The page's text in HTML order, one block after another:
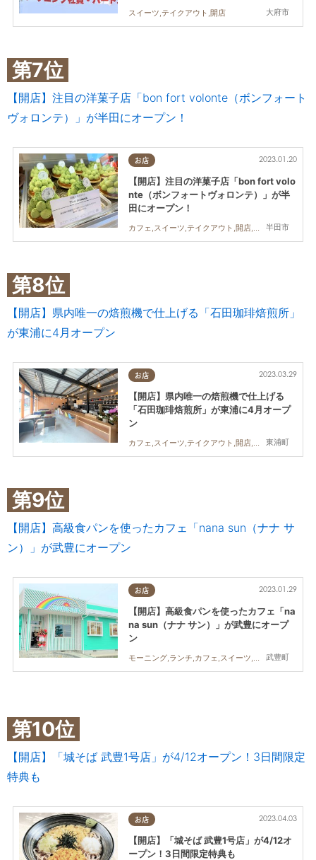
大府市
スイーツ,テイクアウト,開店
第7位
【開店】注目の洋菓子店「bon fort volonte（ボンフォート
ヴォロンテ）」が半田にオープン！
お店
半田市
2023.01.20
【開店】注目の洋菓子店「bon fort volo
nte（ボンフォートヴォロンテ）」が半
田にオープン！
カフェ,スイーツ,テイクアウト,開店,家族,友人
第8位
【開店】県内唯一の焙煎機で仕上げる「石田珈琲焙煎所」
が東浦に4月オープン
お店
東浦町
2023.03.29
【開店】県内唯一の焙煎機で仕上げる
「石田珈琲焙煎所」が東浦に4月オープ
ン
カフェ,スイーツ,テイクアウト,開店,おひとりさま,友人,コーヒー
第9位
【開店】高級食パンを使ったカフェ「nana sun（ナナ サ
ン）」が武豊にオープン
お店
武豊町
2023.01.29
【開店】高級食パンを使ったカフェ「na
na sun（ナナ サン）」が武豊にオープ
ン
第10位
【開店】「城そば 武豊1号店」が4/12オープン！3日間限定
特典も
お店 2023.04.03
【開店】「城そば 武豊1号店」が4/12オ
ープン！3日間限定特典も